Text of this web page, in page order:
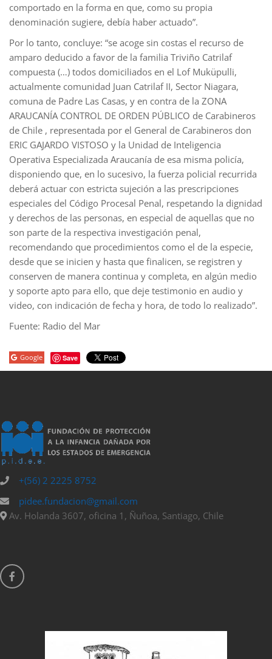
comportado en la forma en que, como su propia
denominación sugiere, debía haber actuado”.
Por lo tanto, concluye: “se acoge sin costas el recurso de
amparo deducido a favor de la familia Triviño Catrilaf
compuesta (…) todos domiciliados en el Lof Muküpulli,
actualmente comunidad Juan Catrilaf II, Sector Niagara,
comuna de Padre Las Casas, y en contra de la ZONA
ARAUCANÍA CONTROL DE ORDEN PÚBLICO de Carabineros
de Chile , representada por el General de Carabineros don
ERIC GAJARDO VISTOSO y la Unidad de Inteligencia
Operativa Especializada Araucanía de esa misma policía,
disponiendo que, en lo sucesivo, la fuerza policial recurrida
deberá actuar con estricta sujeción a las prescripciones
especiales del Código Procesal Penal, respetando la dignidad
y derechos de las personas, en especial de aquellas que no
son parte de la respectiva investigación penal,
recomendando que procedimientos como el de la especie,
desde que se inicien y hasta que finalicen, se registren y
conserven de manera continua y completa, en algún medio
y soporte apto para ello, que deje testimonio en audio y
video, con indicación de fecha y hora, de todo lo realizado”.
Fuente: Radio del Mar
Google Save
+(56) 2 2225 8752
pidee.fundacion@gmail.com
Av. Holanda 3607, oficina 1, Ñuñoa, Santiago, Chile